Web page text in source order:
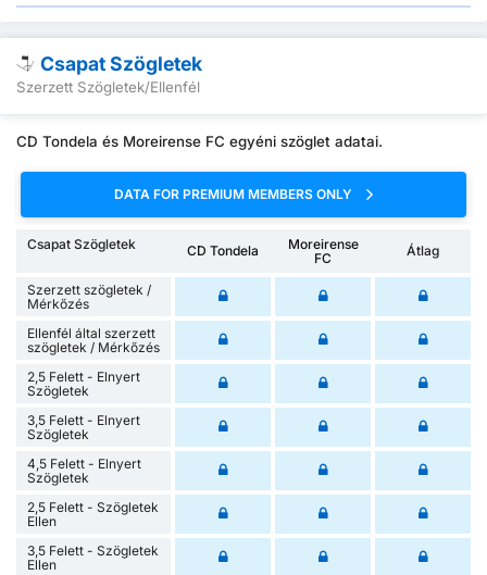
Csapat Szögletek
Szerzett Szögletek/Ellenfél
CD Tondela és Moreirense FC egyéni szöglet adatai.
DATA FOR PREMIUM MEMBERS ONLY
Csapat Szögletek CD Tondela
Moreirense
FC
Átlag
Szerzett szögletek /
Mérkőzés
Ellenfél által szerzett
szögletek / Mérkőzés
2,5 Felett - Elnyert
Szögletek
3,5 Felett - Elnyert
Szögletek
4,5 Felett - Elnyert
Szögletek
2,5 Felett - Szögletek
Ellen
3,5 Felett - Szögletek
Ellen